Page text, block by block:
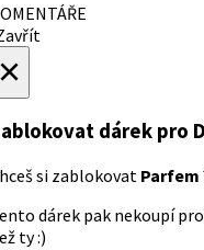
dárek pro
si zablokovat Parfem
dárek pak nekoupí pro
ty :)